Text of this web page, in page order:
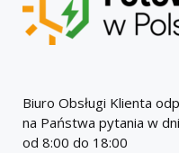
Biuro Obsługi Klienta
na Państwa pytania w
od 8:00 do 18:00